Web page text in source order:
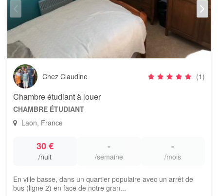
Chez Claudine (1)
Chambre étudiant à louer
CHAMBRE ÉTUDIANT
Laon, France
30 €
/nuit
-
/semaine
-
/mois
En ville basse, dans un quartier populaire avec un arrêt de
bus (ligne 2) en face de notre gran...